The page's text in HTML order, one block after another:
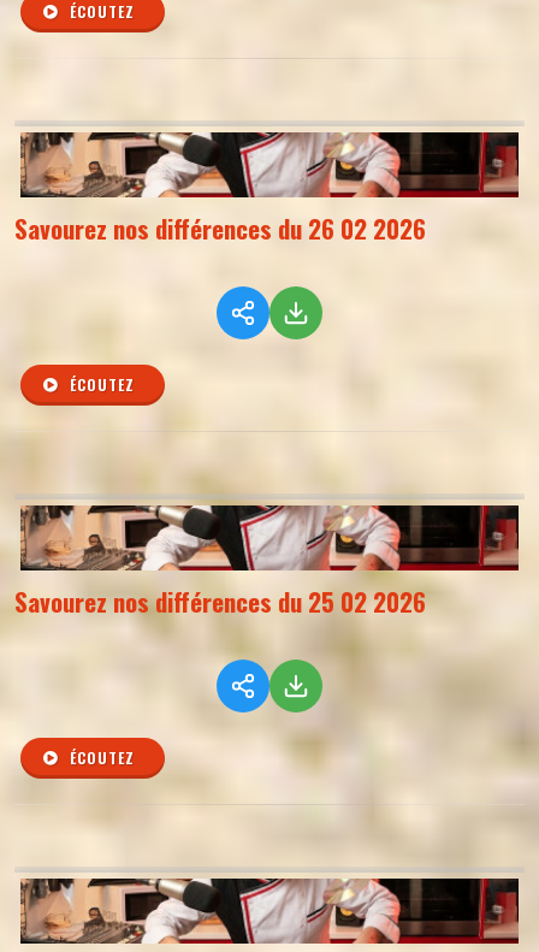
ÉCOUTEZ
Savourez nos différences du 26 02 2026
ÉCOUTEZ
Savourez nos différences du 25 02 2026
ÉCOUTEZ